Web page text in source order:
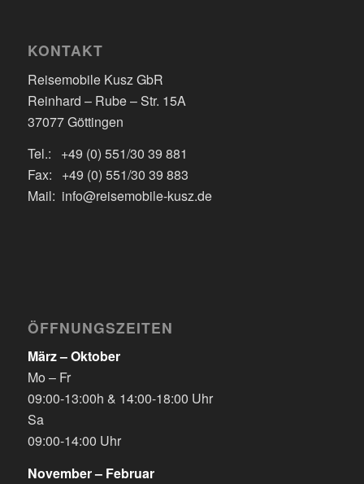
KONTAKT
Reisemobile Kusz GbR
Reinhard – Rube – Str. 15A
37077 Göttingen
Tel.: +49 (0) 551/30 39 881
Fax: +49 (0) 551/30 39 883
Mail: info@reisemobile-kusz.de
ÖFFNUNGSZEITEN
März – Oktober
Mo – Fr
09:00-13:00h & 14:00-18:00 Uhr
Sa
09:00-14:00 Uhr
November – Februar